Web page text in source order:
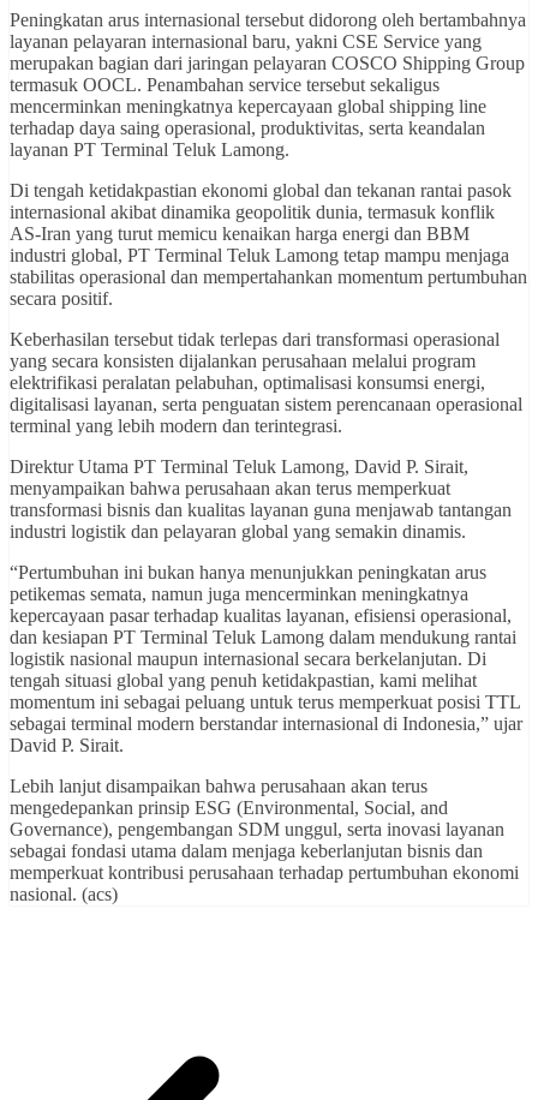
Peningkatan arus internasional tersebut didorong oleh bertambahnya
layanan pelayaran internasional baru, yakni CSE Service yang
merupakan bagian dari jaringan pelayaran COSCO Shipping Group
termasuk OOCL. Penambahan service tersebut sekaligus
mencerminkan meningkatnya kepercayaan global shipping line
terhadap daya saing operasional, produktivitas, serta keandalan
layanan PT Terminal Teluk Lamong.
Di tengah ketidakpastian ekonomi global dan tekanan rantai pasok
internasional akibat dinamika geopolitik dunia, termasuk konflik
AS-Iran yang turut memicu kenaikan harga energi dan BBM
industri global, PT Terminal Teluk Lamong tetap mampu menjaga
stabilitas operasional dan mempertahankan momentum pertumbuhan
secara positif.
Keberhasilan tersebut tidak terlepas dari transformasi operasional
yang secara konsisten dijalankan perusahaan melalui program
elektrifikasi peralatan pelabuhan, optimalisasi konsumsi energi,
digitalisasi layanan, serta penguatan sistem perencanaan operasional
terminal yang lebih modern dan terintegrasi.
Direktur Utama PT Terminal Teluk Lamong, David P. Sirait,
menyampaikan bahwa perusahaan akan terus memperkuat
transformasi bisnis dan kualitas layanan guna menjawab tantangan
industri logistik dan pelayaran global yang semakin dinamis.
“Pertumbuhan ini bukan hanya menunjukkan peningkatan arus
petikemas semata, namun juga mencerminkan meningkatnya
kepercayaan pasar terhadap kualitas layanan, efisiensi operasional,
dan kesiapan PT Terminal Teluk Lamong dalam mendukung rantai
logistik nasional maupun internasional secara berkelanjutan. Di
tengah situasi global yang penuh ketidakpastian, kami melihat
momentum ini sebagai peluang untuk terus memperkuat posisi TTL
sebagai terminal modern berstandar internasional di Indonesia,” ujar
David P. Sirait.
Lebih lanjut disampaikan bahwa perusahaan akan terus
mengedepankan prinsip ESG (Environmental, Social, and
Governance), pengembangan SDM unggul, serta inovasi layanan
sebagai fondasi utama dalam menjaga keberlanjutan bisnis dan
memperkuat kontribusi perusahaan terhadap pertumbuhan ekonomi
nasional. (acs)